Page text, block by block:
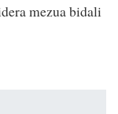
mezua bidali